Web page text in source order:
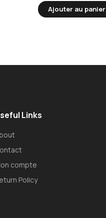
Ajouter au panier
Links
compte
Policy